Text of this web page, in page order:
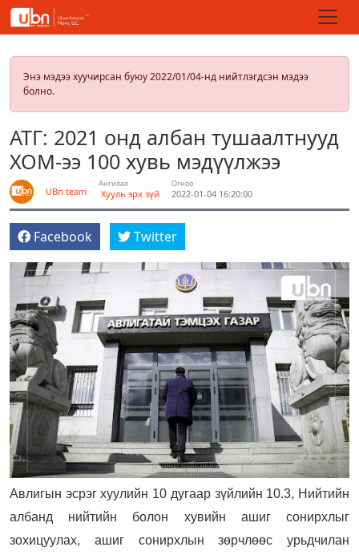
Энэ мэдээ хуучирсан буюу 2022/01/04-нд нийтлэгдсэн мэдээ
болно.
АТГ: 2021 онд албан тушаалтнууд
ХОМ-ээ 100 хувь мэдүүлжээ
UBn team
Ангилал
Хууль эрх зүй
Огноо
2022-01-04 16:20:00
Facebook Twitter
Авлигын эсрэг хуулийн 10 дугаар зүйлийн 10.3, Нийтийн
албанд нийтийн болон хувийн ашиг сонирхлыг
зохицуулах, ашиг сонирхлын зөрчлөөс урьдчилан